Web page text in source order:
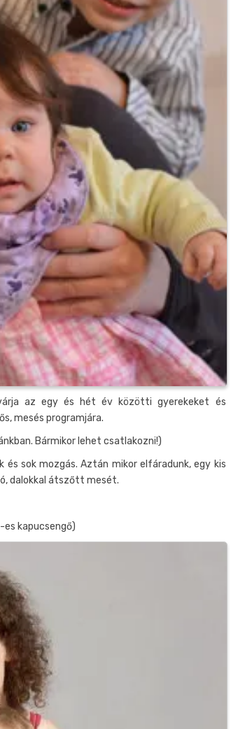
az egy és hét év közötti gyerekeket és
mesés programjára.
Bármikor lehet csatlakozni!)
és sok mozgás. Aztán mikor elfáradunk, egy kis
dalokkal átszőtt mesét.
es kapucsengő)